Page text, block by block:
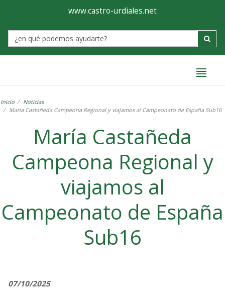
Ayuntamiento
de
Castro-
www.castro-urdiales.net
Label
Inicio
Noticias
María Castañeda Campeona Regional y viajamos al Campeonato de España Sub16
María Castañeda
Campeona Regional y
viajamos al
Campeonato de España
Sub16
07/10/2025